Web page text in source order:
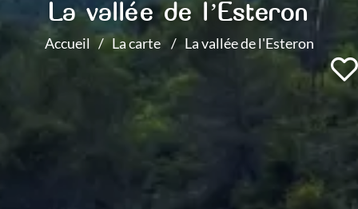
La vallée de l’Esteron
Accueil La carte La vallée de l'Esteron